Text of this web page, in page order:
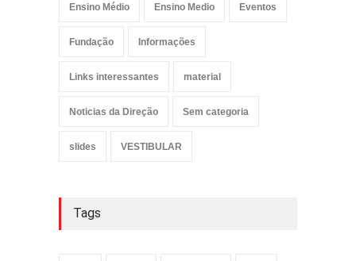
Ensino Médio Ensino Medio Eventos
Fundação Informações
Links interessantes material
Noticias da Direção Sem categoria
slides VESTIBULAR
Tags